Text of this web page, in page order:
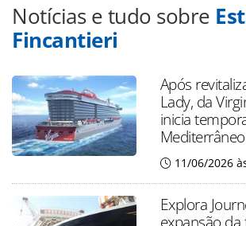
Notícias e tudo sobre
Fincantieri
Após
Lady, da
inicia
Mediterrâneo
11/06/2026
Explora
expansão